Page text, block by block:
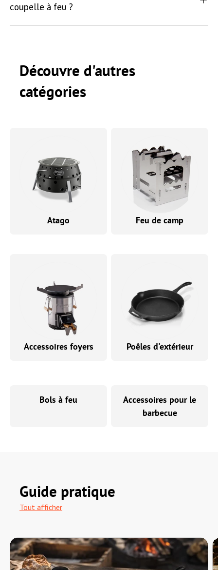
coupelle à feu ?
Découvre d'autres
catégories
Atago Feu de camp
Accessoires foyers Poêles d'extérieur
Bols à feu
Accessoires pour le
barbecue
Guide pratique
Tout afficher